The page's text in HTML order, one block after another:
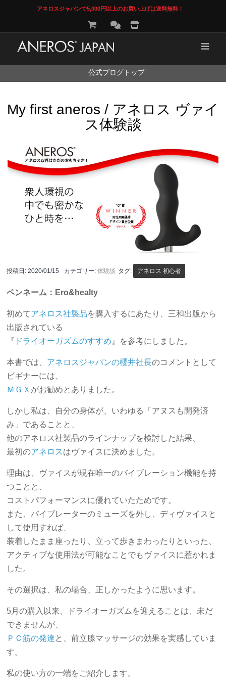
アネロスジャパンで5,000円以上のお買い上げは送料無料！
公式ブログトップ
My first aneros / アネロス ヴァイ
ス体験談
投稿日:2020/01/15 カテゴリー:体験談 タグ: アネロス 初心者
ペンネーム：Ero&healty
初めてアネロス社製品を購入するにあたり、三和出版から
出版されている
『 ドライオーガズムのすすめ 』を参考にしました。
本書では、 アネロスジャパンの櫻井社長のコメントとして
ビギナーには、
ＭＧＸ がお勧めとありました。
しかし私は、自分の身体が、いわゆる「アヌスも開発済
み」であることと、
他のアネロス社製品のラインナップを検討した結果、
最初のアネロスはヴァイスに決めました。
理由は、ヴァイスが現在唯一のバイブレーション機能を持
つことと、
コストパフォーマンスに優れていたためです。
また、バイブレーターのミューズを外し、ディヴァイスと
して使用すれば、
装着したまま座ったり、立って歩きまわったりといった、
アクティブな使用法が可能なことでもヴァイスに惹かれま
した。
その選択は、私の場合、正しかったように思います。
5月の購入以来、ドライオーガズムを迎えることは、未だ
できませんが、
ＰＣ筋の発達 と、前立腺マッサージの効果を実感していま
す。
私の使い方の一端をご紹介します。